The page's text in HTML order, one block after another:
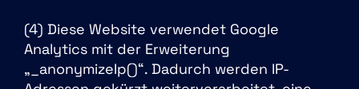
(4) Diese Website verwendet Google
Analytics mit der Erweiterung
„_anonymizeIp()“. Dadurch werden IP-